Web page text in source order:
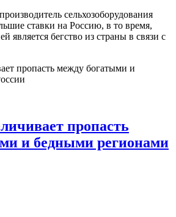
сельхозоборудования
ставки на Россию, в то время,
является бегство из страны в связи с
пропасть
и бедными регионами